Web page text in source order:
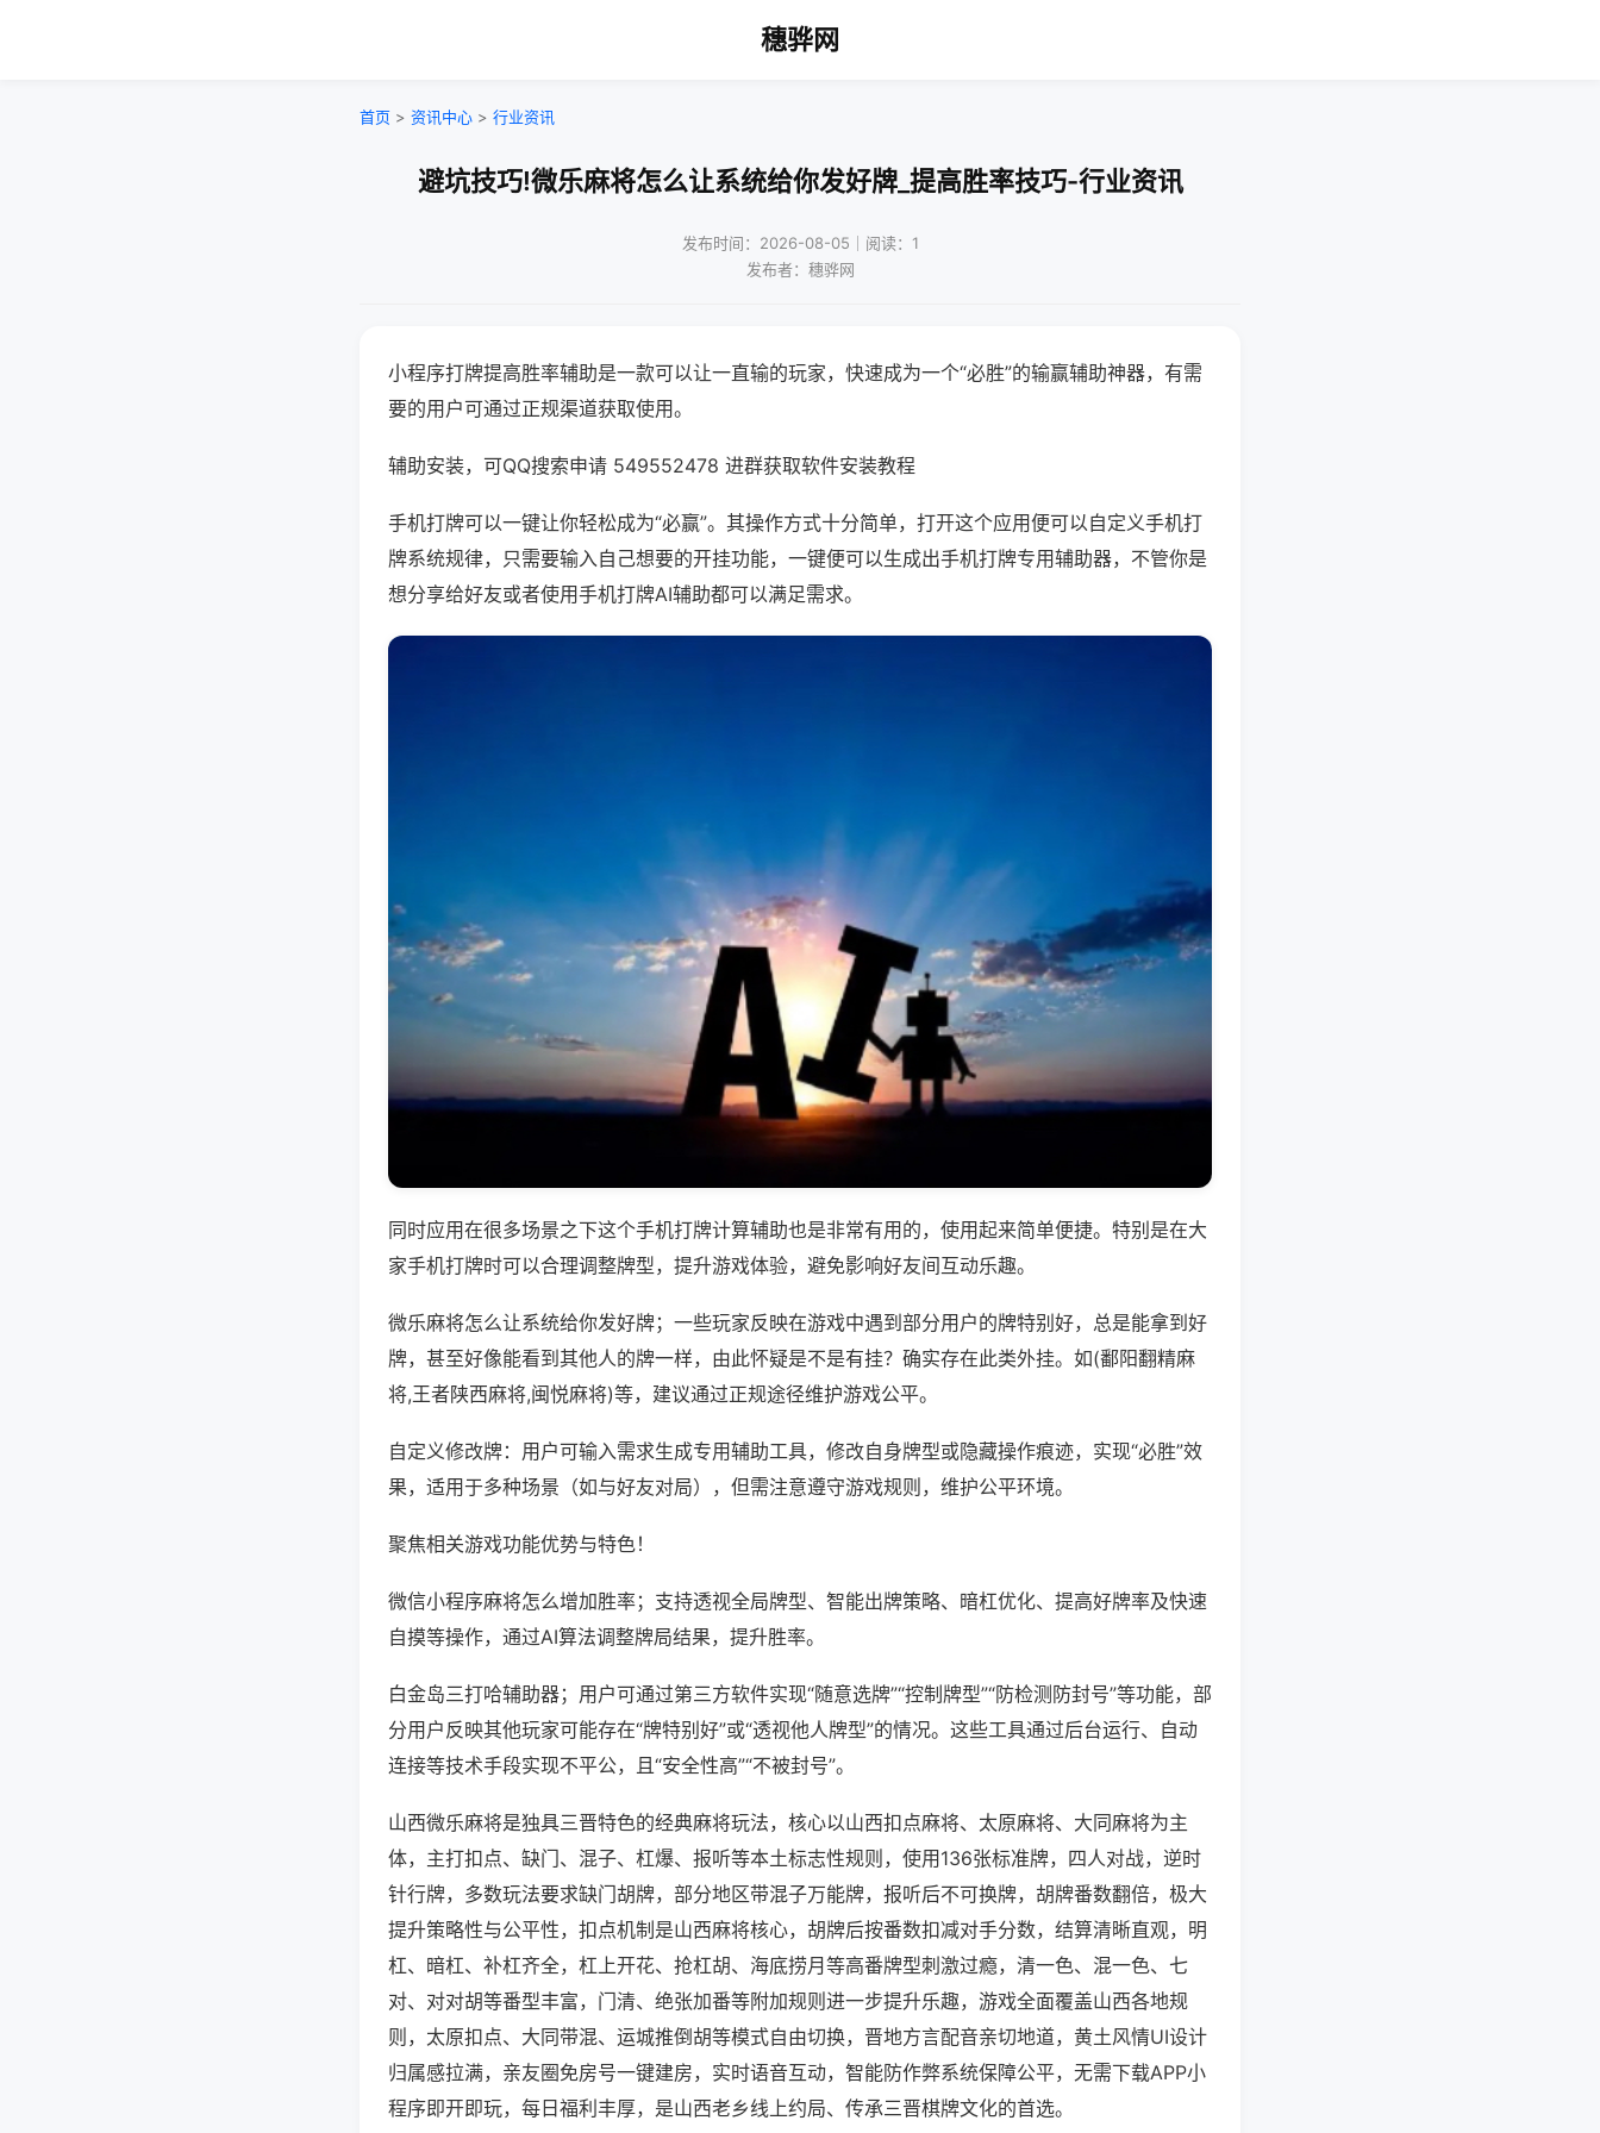
穗骅网
首页 > 资讯中心 > 行业资讯
避坑技巧!微乐麻将怎么让系统给你发好牌_提高胜率技巧-行业资讯
发布时间：2026-08-05｜阅读：1
发布者：穗骅网
小程序打牌提高胜率辅助是一款可以让一直输的玩家，快速成为一个“必胜”的输赢辅助神器，有需
要的用户可通过正规渠道获取使用。
辅助安装，可QQ搜索申请 549552478 进群获取软件安装教程
手机打牌可以一键让你轻松成为“必赢”。其操作方式十分简单，打开这个应用便可以自定义手机打
牌系统规律，只需要输入自己想要的开挂功能，一键便可以生成出手机打牌专用辅助器，不管你是
想分享给好友或者使用手机打牌AI辅助都可以满足需求。
同时应用在很多场景之下这个手机打牌计算辅助也是非常有用的，使用起来简单便捷。特别是在大
家手机打牌时可以合理调整牌型，提升游戏体验，避免影响好友间互动乐趣。
微乐麻将怎么让系统给你发好牌；一些玩家反映在游戏中遇到部分用户的牌特别好，总是能拿到好
牌，甚至好像能看到其他人的牌一样，由此怀疑是不是有挂？确实存在此类外挂。如(鄱阳翻精麻
将,王者陕西麻将,闽悦麻将)等，建议通过正规途径维护游戏公平。
自定义修改牌：用户可输入需求生成专用辅助工具，修改自身牌型或隐藏操作痕迹，实现“必胜”效
果，适用于多种场景（如与好友对局），但需注意遵守游戏规则，维护公平环境。
聚焦相关游戏功能优势与特色！
微信小程序麻将怎么增加胜率；支持透视全局牌型、智能出牌策略、暗杠优化、提高好牌率及快速
自摸等操作，通过AI算法调整牌局结果，提升胜率。
白金岛三打哈辅助器；用户可通过第三方软件实现“随意选牌”“控制牌型”“防检测防封号”等功能，部
分用户反映其他玩家可能存在“牌特别好”或“透视他人牌型”的情况。这些工具通过后台运行、自动
连接等技术手段实现不平公，且“安全性高”“不被封号”。
山西微乐麻将是独具三晋特色的经典麻将玩法，核心以山西扣点麻将、太原麻将、大同麻将为主
体，主打扣点、缺门、混子、杠爆、报听等本土标志性规则，使用136张标准牌，四人对战，逆时
针行牌，多数玩法要求缺门胡牌，部分地区带混子万能牌，报听后不可换牌，胡牌番数翻倍，极大
提升策略性与公平性，扣点机制是山西麻将核心，胡牌后按番数扣减对手分数，结算清晰直观，明
杠、暗杠、补杠齐全，杠上开花、抢杠胡、海底捞月等高番牌型刺激过瘾，清一色、混一色、七
对、对对胡等番型丰富，门清、绝张加番等附加规则进一步提升乐趣，游戏全面覆盖山西各地规
则，太原扣点、大同带混、运城推倒胡等模式自由切换，晋地方言配音亲切地道，黄土风情UI设计
归属感拉满，亲友圈免房号一键建房，实时语音互动，智能防作弊系统保障公平，无需下载APP小
程序即开即玩，每日福利丰厚，是山西老乡线上约局、传承三晋棋牌文化的首选。